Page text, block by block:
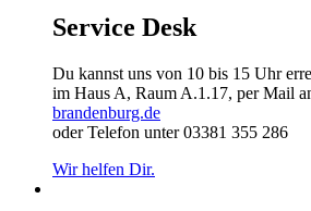
Service Desk
Du kannst uns von 10 bis 15 Uhr
im Haus A, Raum A.1.17, per Mail
brandenburg.de
oder Telefon unter 03381 355 286
Wir helfen Dir.